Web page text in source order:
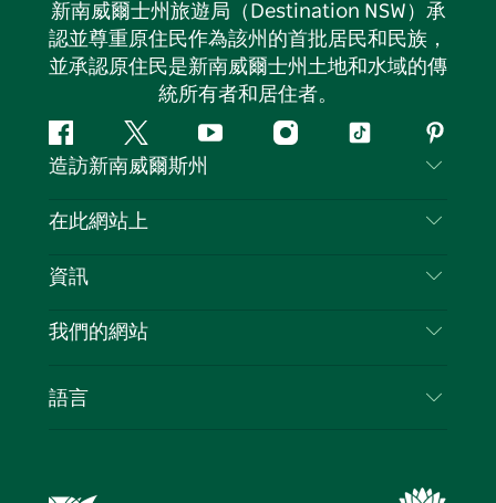
新南威爾士州旅遊局（Destination NSW）承
認並尊重原住民作為該州的首批居民和民族，
並承認原住民是新南威爾士州土地和水域的傳
統所有者和居住者。
Facebook嘰
嘰
喳
Youtube Instagram
抖
造訪新南威爾斯州
聯絡我們
隱私
Cookie 通知
在此網站上
目的地
新南威爾斯州公路旅行
活動
資訊
旅行資訊
新南威爾斯的商業
我們的網站
語言